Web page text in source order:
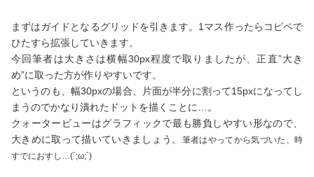
まずはガイドとなるグリッドを引きます。1マス作ったらコピペで
ひたすら拡張していきます。
今回筆者は大きさは横幅30px程度で取りましたが、正直”大き
め”に取った方が作りやすいです。
というのも、幅30pxの場合、片面が半分に割って15pxになってし
まうのでかなり潰れたドットを描くことに…。
クォータービューはグラフィックで最も勝負しやすい形なので、
大きめに取って描いていきましょう。 筆者はやってから気づいた、時
すでにおすし…(´;ω;`)